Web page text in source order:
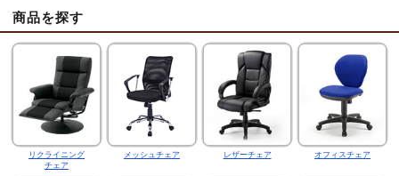
商品を探す
リクライニング
チェア
メッシュチェア レザーチェア オフィスチェア